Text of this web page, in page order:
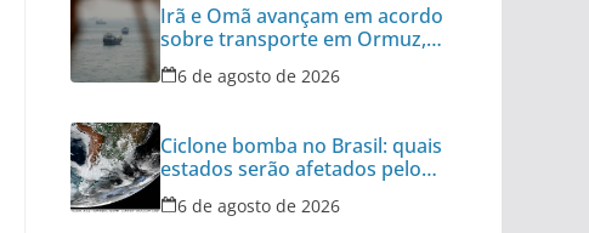
Irã e Omã avançam em acordo
sobre transporte em Ormuz,
diz autoridade
6 de agosto de 2026
Ciclone bomba no Brasil: quais
estados serão afetados pelo
fenômeno
6 de agosto de 2026